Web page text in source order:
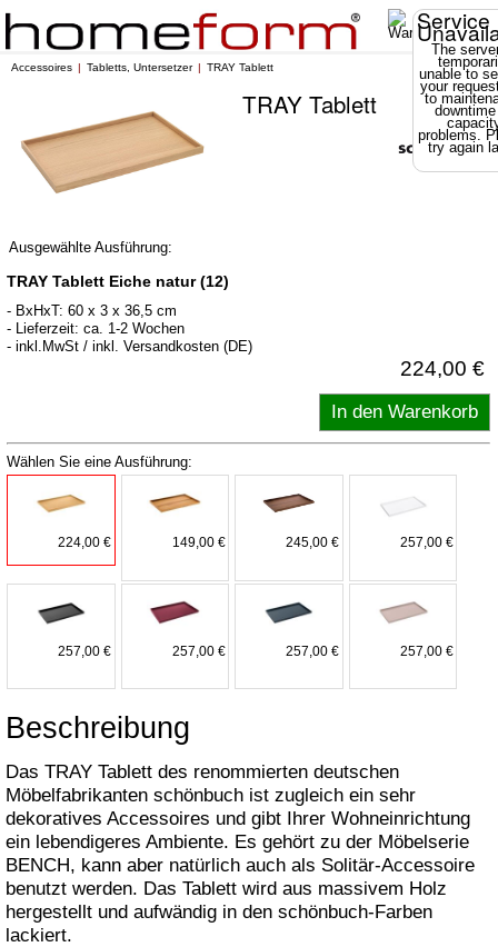
Service
The
unable to
your
to
problems.
try again
Accessoires Tabletts, Untersetzer TRAY Tablett
TRAY Tablett
Ausgewählte Ausführung:
TRAY Tablett Eiche natur (12)
- BxHxT: 60 x 3 x 36,5 cm
- Lieferzeit: ca. 1-2 Wochen
- inkl.MwSt / inkl. Versandkosten (DE)
224,00 €
Wählen Sie eine Ausführung:
224,00 € 149,00 € 245,00 € 257,00 €
257,00 € 257,00 € 257,00 € 257,00 €
Beschreibung
Das TRAY Tablett des renommierten deutschen
Möbelfabrikanten schönbuch ist zugleich ein sehr
dekoratives Accessoires und gibt Ihrer Wohneinrichtung
ein lebendigeres Ambiente. Es gehört zu der Möbelserie
BENCH, kann aber natürlich auch als Solitär-Accessoire
benutzt werden. Das Tablett wird aus massivem Holz
hergestellt und aufwändig in den schönbuch-Farben
lackiert.